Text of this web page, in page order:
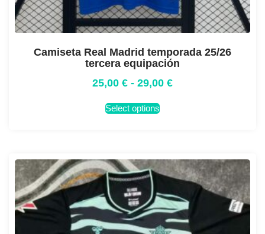
Camiseta Real Madrid temporada 25/26
tercera equipación
25,00 € - 29,00 €
Select options